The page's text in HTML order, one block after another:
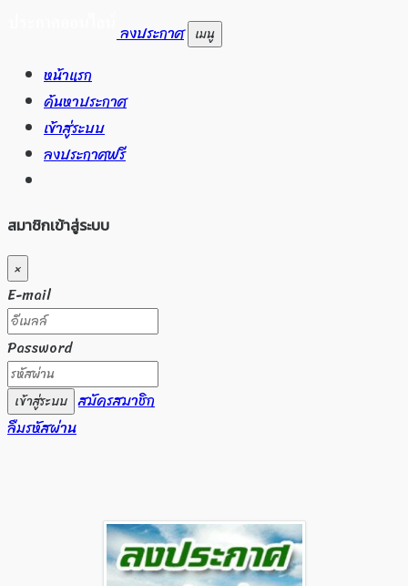
ลงประกาศ เมนู
หน้าแรก
ค้นหาประกาศ
เข้าสู่ระบบ
ลงประกาศฟรี
สมาชิกเข้าสู่ระบบ
×
E-mail
Password
เข้าสู่ระบบ สมัครสมาชิก
ลืมรหัสผ่าน